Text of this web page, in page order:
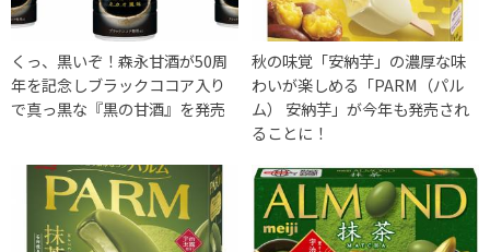
くっ、黒いぞ！森永甘酒が50周
年を記念しブラックココア入り
で真っ黒な『黒の甘酒』を発売
秋の味覚「安納芋」の濃厚な味
わいが楽しめる「PARM（パル
ム） 安納芋」が今年も発売され
ることに！